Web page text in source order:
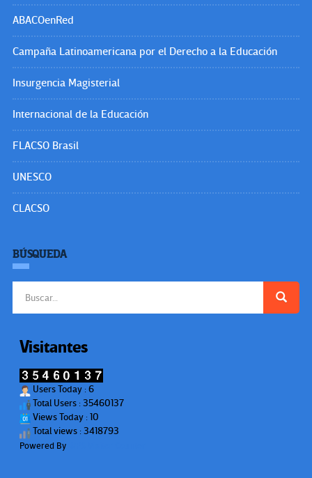
ABACOenRed
Campaña Latinoamericana por el Derecho a la Educación
Insurgencia Magisterial
Internacional de la Educación
FLACSO Brasil
UNESCO
CLACSO
BÚSQUEDA
Visitantes
Users Today : 6
Total Users : 35460137
Views Today : 10
Total views : 3418793
Powered By